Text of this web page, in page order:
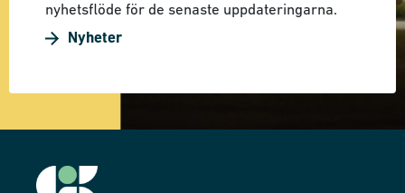
nyhetsflöde för de senaste uppdateringarna.
Nyheter